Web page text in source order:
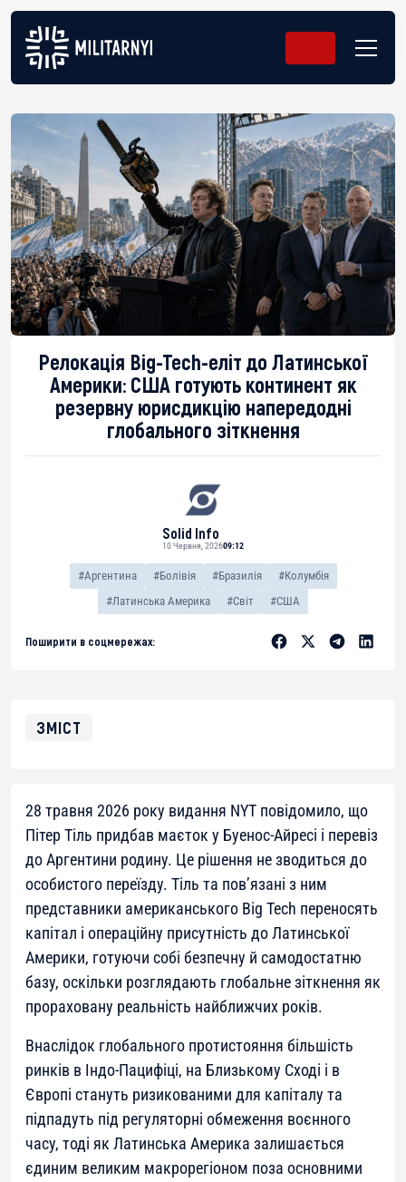
Релокація Big-Tech-еліт до Латинської
Америки: США готують континент як
резервну юрисдикцію напередодні
глобального зіткнення
Solid Info
10 Червня, 202609:12
#Аргентина #Болівія #Бразилія
#Колумбія
#Латинська Америка
#Світ #США
Поширити в соцмережах:
ЗМІСТ
28 травня 2026 року видання NYT повідомило, що
Пітер Тіль придбав маєток у Буенос-Айресі і перевіз
до Аргентини родину. Це рішення не зводиться до
особистого переїзду. Тіль та пов’язані з ним
представники американського Big Tech переносять
капітал і операційну присутність до Латинської
Америки, готуючи собі безпечну й самодостатню
базу, оскільки розглядають глобальне зіткнення як
прораховану реальність найближчих років.
Внаслідок глобального протистояння більшість
ринків в Індо-Пацифіці, на Близькому Сході і в
Європі стануть ризикованими для капіталу та
підпадуть під регуляторні обмеження воєнного
часу, тоді як Латинська Америка залишається
єдиним великим макрорегіоном поза основними